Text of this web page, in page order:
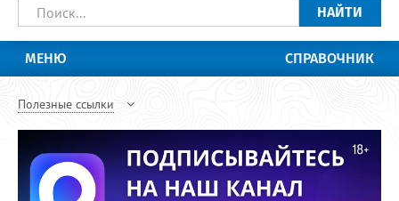
НАЙТИ
МЕНЮ СПРАВОЧНИК
Полезные ссылки